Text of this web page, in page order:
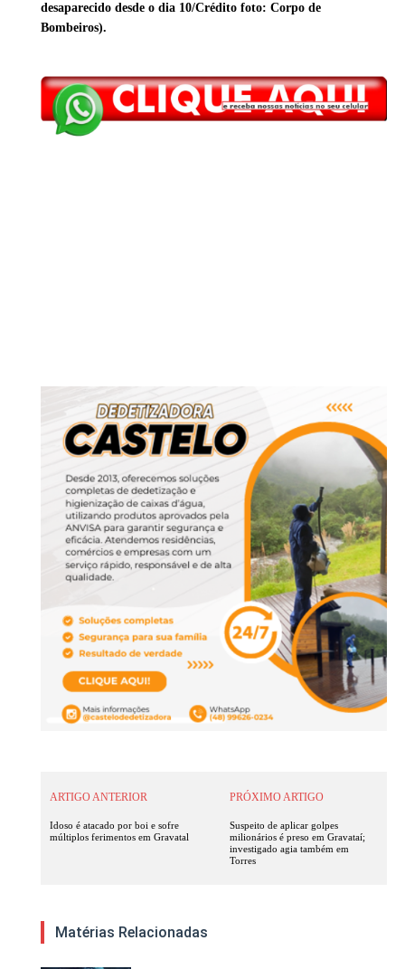
desaparecido desde o dia 10/Crédito foto: Corpo de
Bombeiros).
ARTIGO ANTERIOR
Idoso é atacado por boi e sofre
múltiplos ferimentos em Gravatal
PRÓXIMO ARTIGO
Suspeito de aplicar golpes
milionários é preso em Gravataí;
investigado agia também em
Torres
Matérias Relacionadas